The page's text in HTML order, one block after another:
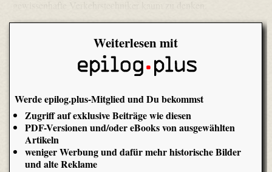
Weiterlesen mit
Werde epilog.plus-Mitglied und Du bekommst
Zugriff auf exklusive Beiträge wie diesen
PDF-Versionen und/oder eBooks von ausgewählten
Artikeln
weniger Werbung und dafür mehr historische Bilder
und alte Reklame